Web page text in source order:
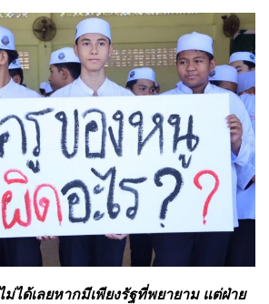
ได้เลยหากมีเพียงรัฐที่พยายาม แต่ฝ่าย